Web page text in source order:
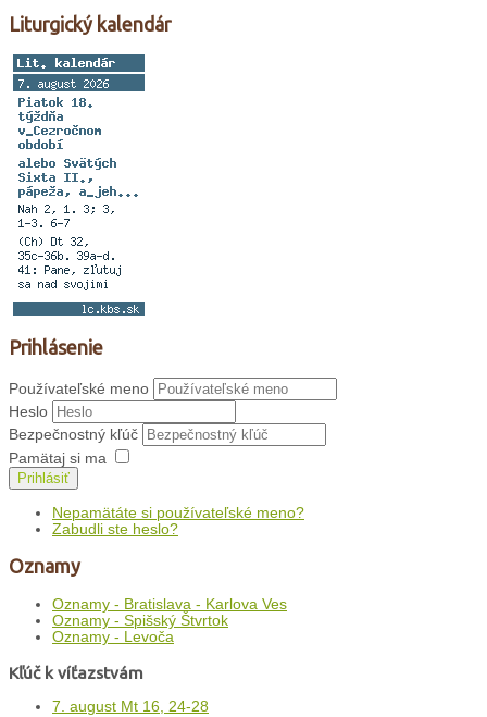
Liturgický kalendár
Prihlásenie
Používateľské meno
Heslo
Bezpečnostný kľúč
Pamätaj si ma
Prihlásiť
Nepamätáte si používateľské meno?
Zabudli ste heslo?
Oznamy
Oznamy - Bratislava - Karlova Ves
Oznamy - Spišský Štvrtok
Oznamy - Levoča
Kľúč k víťazstvám
7. august Mt 16, 24-28